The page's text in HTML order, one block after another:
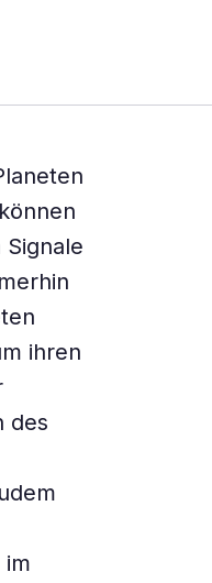
ihren
des
im